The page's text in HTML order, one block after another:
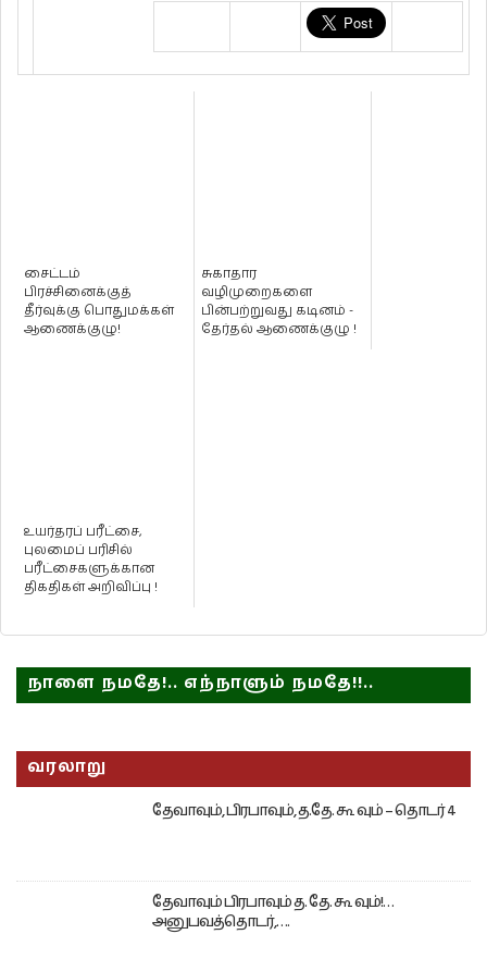
சைட்டம்
பிரச்சினைக்குத்
தீர்வுக்கு பொதுமக்கள்
ஆணைக்குழு!
சுகாதார
வழிமுறைகளை
பின்பற்றுவது கடினம் -
தேர்தல் ஆணைக்குழு !
உயர்தரப் பரீட்சை,
புலமைப் பரிசில்
பரீட்சைகளுக்கான
திகதிகள் அறிவிப்பு !
நாளை நமதே!.. எந்நாளும் நமதே!!..
வரலாறு
தேவாவும், பிரபாவும், த.தே. கூ வும் – தொடர் 4
தேவாவும் பிரபாவும் த. தே. கூ வும்!…
அனுபவத்தொடர்,….